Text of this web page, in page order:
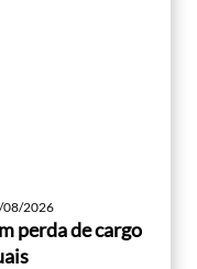
08/2026
perda de cargo